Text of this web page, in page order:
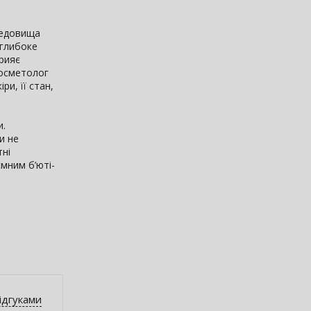
її стан,
не
б’юті-